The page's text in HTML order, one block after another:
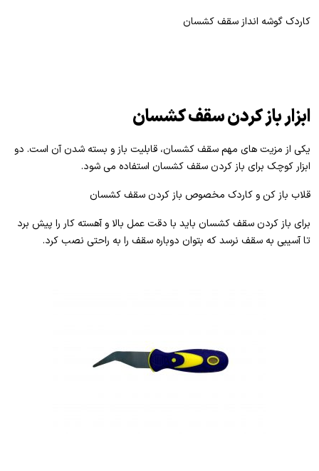
کاردک گوشه انداز سقف کشسان
ابزار باز کردن سقف کشسان
یکی از مزیت های مهم سقف کشسان، قابلیت باز و بسته شدن آن است. دو
ابزار کوچک برای باز کردن سقف کشسان استفاده می شود.
قلاب باز کن و کاردک مخصوص باز کردن سقف کشسان
برای باز کردن سقف کشسان باید با دقت عمل بالا و آهسته کار را پیش برد
تا آسیبی به سقف نرسد که بتوان دوباره سقف را به راحتی نصب کرد.